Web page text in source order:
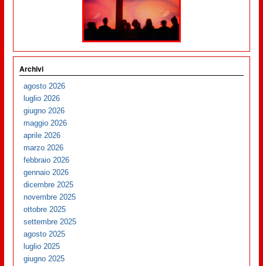
Archivi
agosto 2026
luglio 2026
giugno 2026
maggio 2026
aprile 2026
marzo 2026
febbraio 2026
gennaio 2026
dicembre 2025
novembre 2025
ottobre 2025
settembre 2025
agosto 2025
luglio 2025
giugno 2025